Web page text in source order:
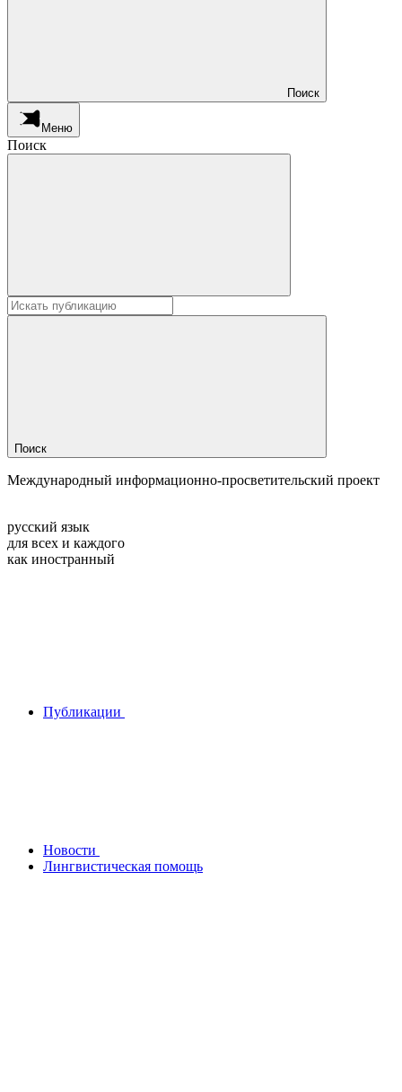
Поиск
Меню
Поиск
Поиск
Международный информационно-просветительский проект
русский язык
для всех и каждого
как иностранный
Публикации
Новости
Лингвистическая помощь